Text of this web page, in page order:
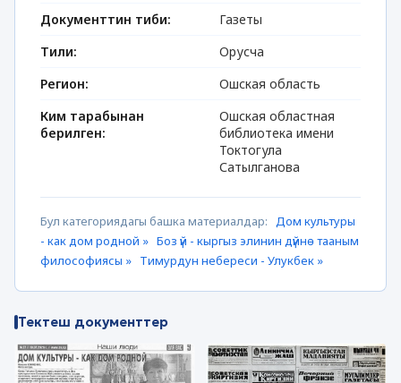
Документтин тиби:
Газеты
Тили:
Орусча
Регион:
Ошская область
Ким тарабынан
берилген:
Ошская областная
библиотека имени
Токтогула
Сатылганова
Бул категориядагы башка материалдар: Дом культуры
- как дом родной » Боз үй - кыргыз элинин дүйнө тааным
философиясы » Тимурдун небереси - Улукбек »
Тектеш документтер